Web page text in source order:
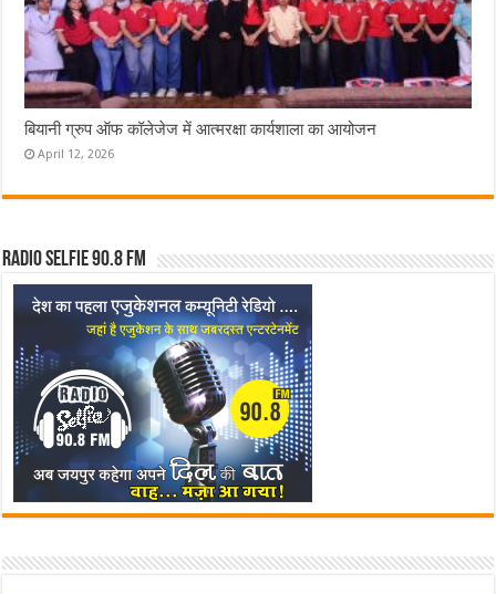
बियानी ग्रुप ऑफ कॉलेजेज में आत्मरक्षा कार्यशाला का आयोजन
April 12, 2026
Radio Selfie 90.8 FM